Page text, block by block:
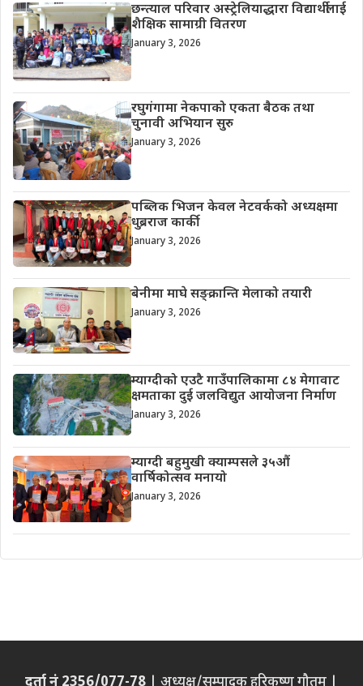
छन्त्याल परिवार अस्ट्रेलियाद्धारा विद्यार्थीलाई
शैक्षिक सामाग्री वितरण
January 3, 2026
रघुगंगामा नेकपाको एकता बैठक तथा
चुनावी अभियान सुरु
January 3, 2026
पब्लिक भिजन केवल नेटवर्कको अध्यक्षमा
धुब्रराज कार्की
January 3, 2026
बेनीमा माघे सङ्क्रान्ति मेलाको तयारी
January 3, 2026
म्याग्दीको एउटै गाउँपालिकामा ८४ मेगावाट
क्षमताका दुई जलविद्युत आयोजना निर्माण
January 3, 2026
म्याग्दी बहुमुखी क्याम्पसले ३५औं
वार्षिकोत्सव मनायो
January 3, 2026